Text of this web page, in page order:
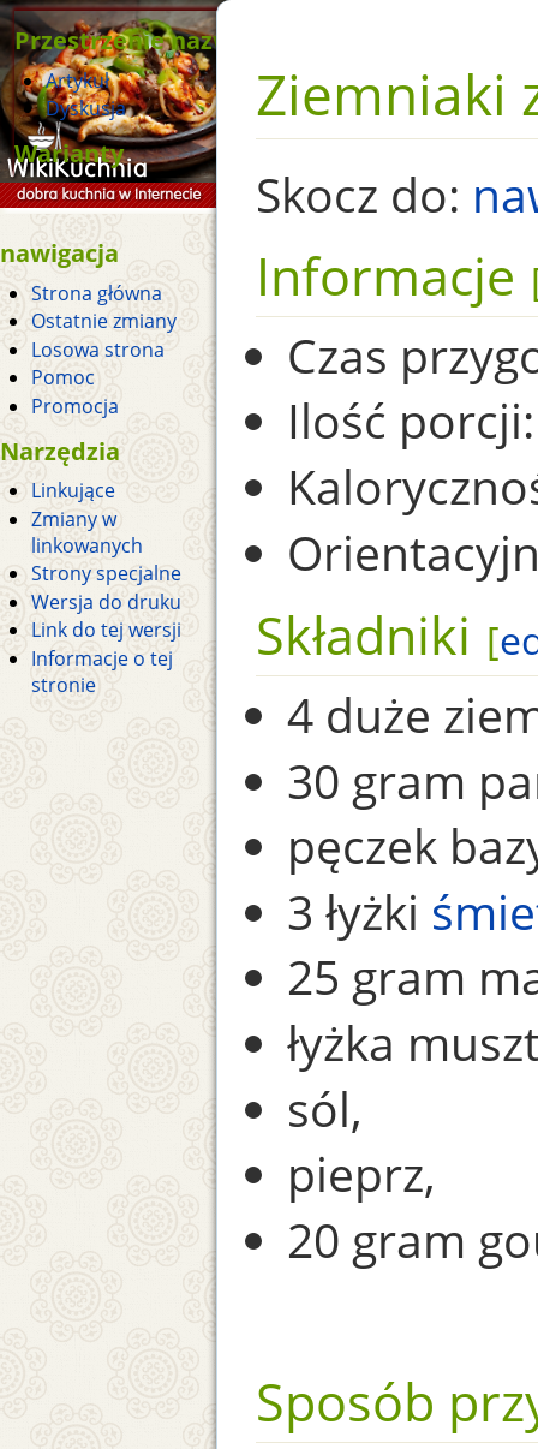
Ziemniaki
Skocz do:
Informacje
Czas
Ilość porcji:
Składniki [
4 duże
30 gram
pęczek
3 łyżki
25 gram
łyżka
sól,
pieprz,
20 gram
Sposób
Przestrzenie nazw
Artykuł
Dyskusja
Warianty
nawigacja
Strona główna
Ostatnie zmiany
Losowa strona
Pomoc
Promocja
Narzędzia
Linkujące
Zmiany w
linkowanych
Strony specjalne
Wersja do druku
Link do tej wersji
Informacje o tej
stronie